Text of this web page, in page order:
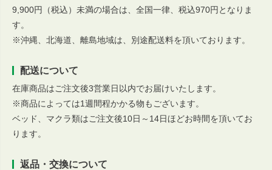
9,900円（税込）未満の場合は、全国一律、税込970円となりま
す。
※沖縄、北海道、離島地域は、別途配送料を頂いております。
配送について
在庫商品はご注文後3営業日以内でお届けいたします。
※商品によっては1週間程かかる物もございます。
ベッド、マクラ類はご注文後10日～14日ほどお時間を頂いてお
ります。
返品・交換について